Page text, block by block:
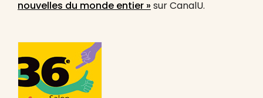
nouvelles du monde entier » sur CanalU.